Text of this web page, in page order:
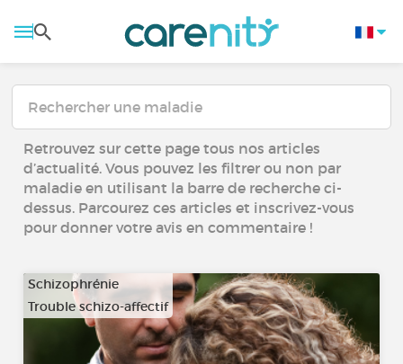
Retrouvez sur cette page tous nos articles
d’actualité. Vous pouvez les filtrer ou non par
maladie en utilisant la barre de recherche ci-
dessus. Parcourez ces articles et inscrivez-vous
pour donner votre avis en commentaire !
Schizophrénie
Trouble schizo-affectif